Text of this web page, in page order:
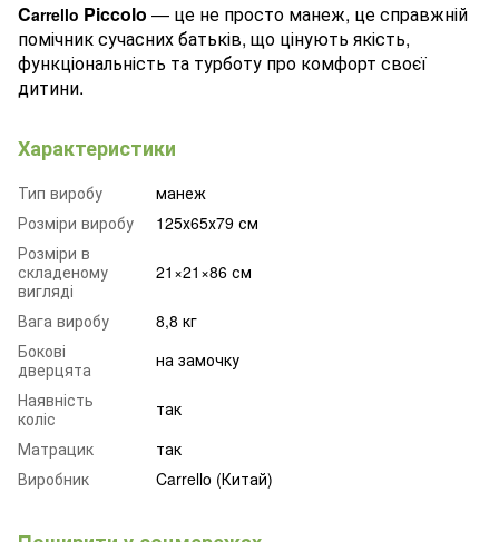
Carrello Piccolo — це не просто манеж, це справжній
помічник сучасних батьків, що цінують якість,
функціональність та турботу про комфорт своєї
дитини.
Характеристики
Тип виробу
манеж
Розміри виробу
125х65х79 см
Розміри в
складеному
вигляді
21×21×86 см
Вага виробу
8,8 кг
Бокові
дверцята
на замочку
Наявність
коліс
так
Матрацик
так
Виробник
Carrello (Китай)